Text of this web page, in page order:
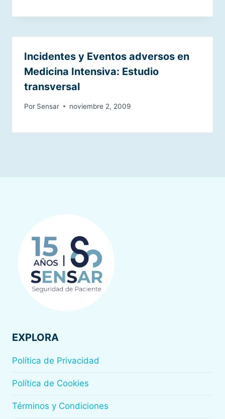
Incidentes y Eventos adversos en
Medicina Intensiva: Estudio
transversal
Por Sensar noviembre 2, 2009
EXPLORA
Política de Privacidad
Política de Cookies
Términos y Condiciones